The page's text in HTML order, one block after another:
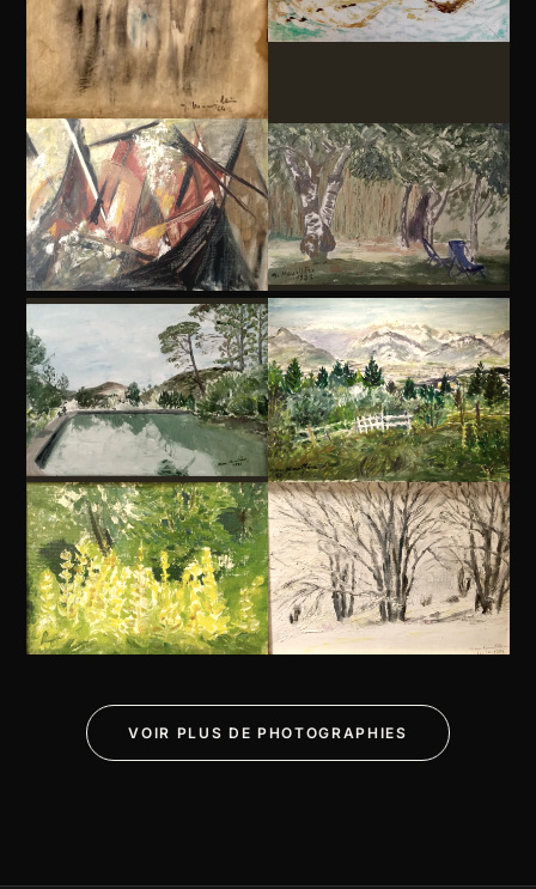
VOIR PLUS DE PHOTOGRAPHIES